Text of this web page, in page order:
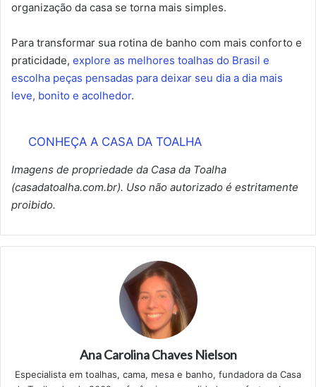
organização da casa se torna mais simples.
Para transformar sua rotina de banho com mais conforto e
praticidade, explore as melhores toalhas do Brasil e
escolha peças pensadas para deixar seu dia a dia mais
leve, bonito e acolhedor.
CONHEÇA A CASA DA TOALHA
Imagens de propriedade da Casa da Toalha
(casadatoalha.com.br). Uso não autorizado é estritamente
proibido.
Ana Carolina Chaves Nielson
Especialista em toalhas, cama, mesa e banho, fundadora da Casa